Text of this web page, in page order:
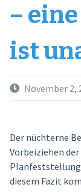
–
ist
November 2,
Der nüchterne
Vorbeiziehen
diesem Fazit